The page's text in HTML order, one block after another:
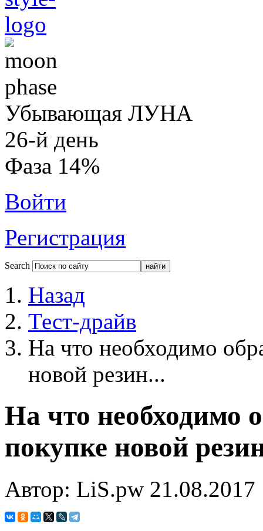
Убывающая ЛУНА
26-й день
Фаза 14%
Войти
Регистрация
Search
Назад
Тест-драйв
На что необходимо
новой резин...
На что необходимо
покупке новой
Автор: LiS.pw 21.08.2017